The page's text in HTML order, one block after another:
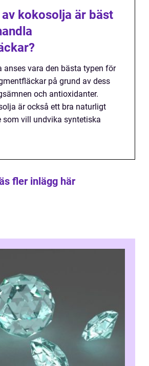
kokosolja är bäst
anses vara den bästa typen för
på grund av dess
och antioxidanter.
är också ett bra naturligt
som vill undvika syntetiska
fler inlägg här